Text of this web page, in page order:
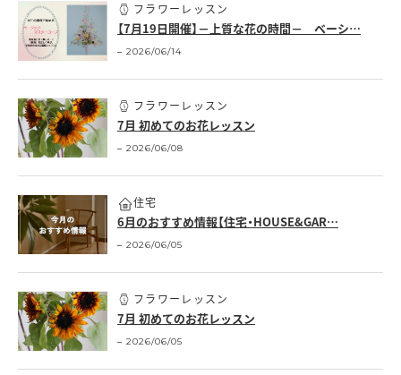
フラワーレッスン
【7月19日開催】－上質な花の時間－ ベーシ…
2026/06/14
フラワーレッスン
7月 初めてのお花レッスン
2026/06/08
住宅
6月のおすすめ情報【住宅・HOUSE&GAR…
2026/06/05
フラワーレッスン
7月 初めてのお花レッスン
2026/06/05